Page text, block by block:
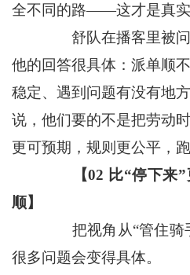
全不同的路——这才是真实
舒队在播客里被问到
他的回答很具体：派单顺
稳定、遇到问题有没有地
说，他们要的不是把劳动
更可预期，规则更公平，
【02 比“停下来
顺】
把视角从“管住骑手”
很多问题会变得具体。